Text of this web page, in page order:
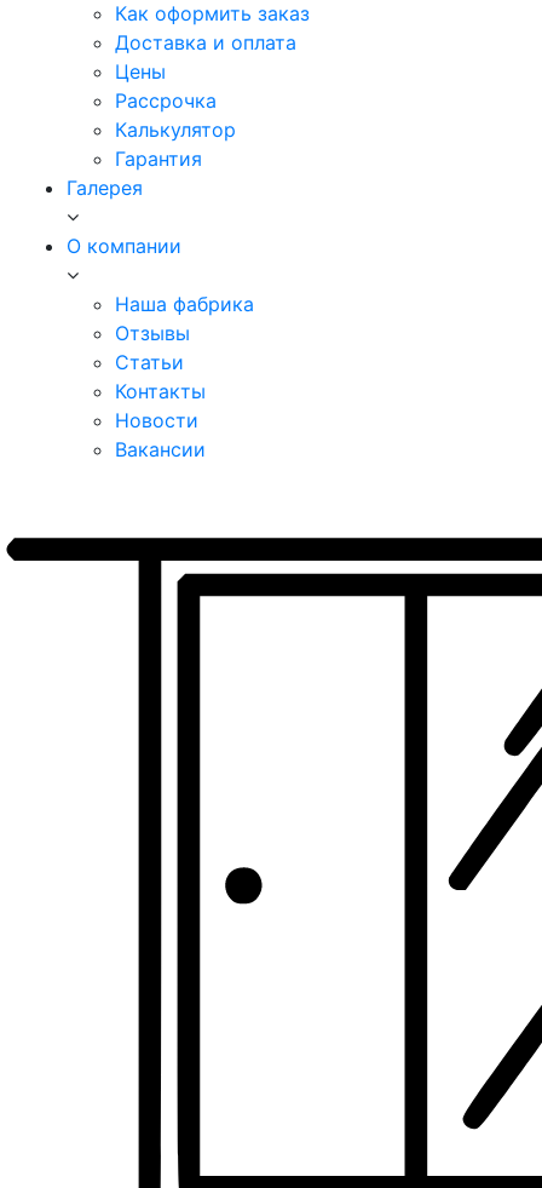
Как оформить заказ
Доставка и оплата
Цены
Рассрочка
Калькулятор
Гарантия
Галерея
О компании
Наша фабрика
Отзывы
Статьи
Контакты
Новости
Вакансии